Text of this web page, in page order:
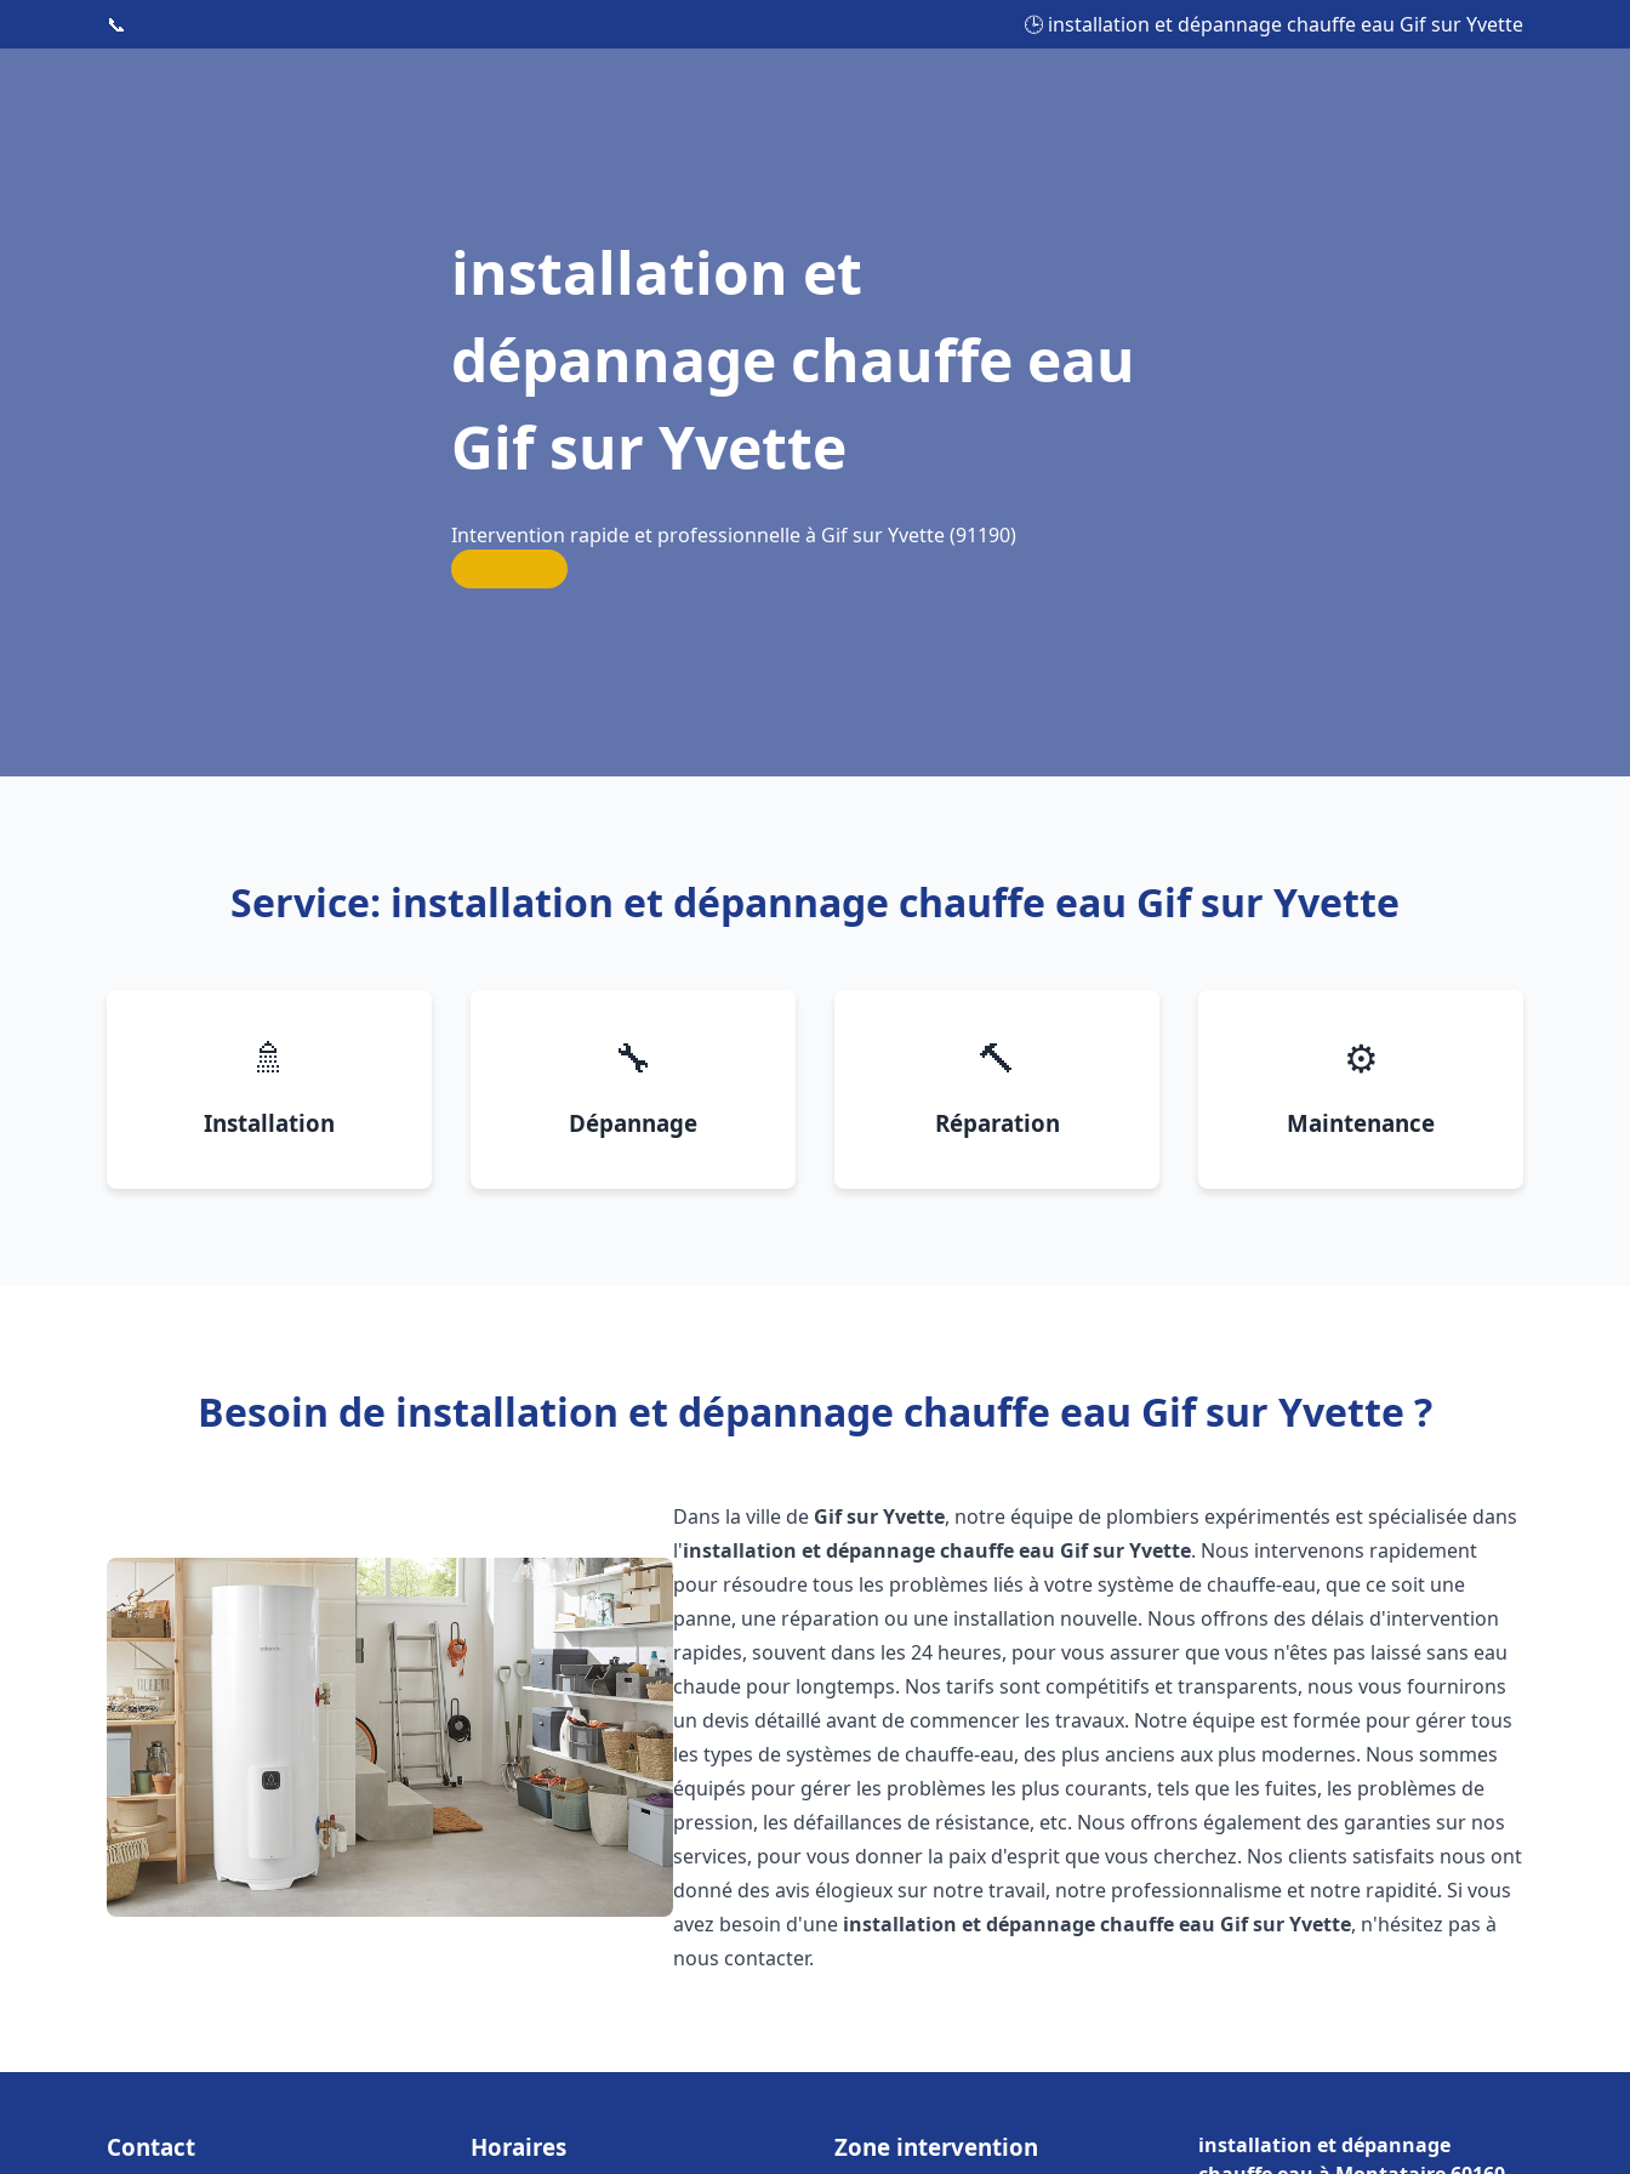
📞 🕒 installation et dépannage chauffe eau Gif sur Yvette
installation et
dépannage chauffe eau
Gif sur Yvette
Intervention rapide et professionnelle à Gif sur Yvette (91190)
Service: installation et dépannage chauffe eau Gif sur Yvette
🚿
Installation
🔧
Dépannage
🔨
Réparation
⚙️
Maintenance
Besoin de installation et dépannage chauffe eau Gif sur Yvette ?
Dans la ville de Gif sur Yvette, notre équipe de plombiers expérimentés est spécialisée dans
l'installation et dépannage chauffe eau Gif sur Yvette. Nous intervenons rapidement
pour résoudre tous les problèmes liés à votre système de chauffe-eau, que ce soit une
panne, une réparation ou une installation nouvelle. Nous offrons des délais d'intervention
rapides, souvent dans les 24 heures, pour vous assurer que vous n'êtes pas laissé sans eau
chaude pour longtemps. Nos tarifs sont compétitifs et transparents, nous vous fournirons
un devis détaillé avant de commencer les travaux. Notre équipe est formée pour gérer tous
les types de systèmes de chauffe-eau, des plus anciens aux plus modernes. Nous sommes
équipés pour gérer les problèmes les plus courants, tels que les fuites, les problèmes de
pression, les défaillances de résistance, etc. Nous offrons également des garanties sur nos
services, pour vous donner la paix d'esprit que vous cherchez. Nos clients satisfaits nous ont
donné des avis élogieux sur notre travail, notre professionnalisme et notre rapidité. Si vous
avez besoin d'une installation et dépannage chauffe eau Gif sur Yvette, n'hésitez pas à
nous contacter.
Contact Horaires Zone intervention
installation et dépannage